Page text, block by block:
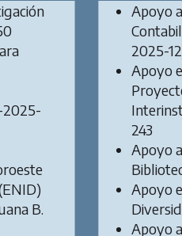
2025-
B.
Apoyo
2025-
Apoyo
243
Apoyo
Apoyo
Apoyo